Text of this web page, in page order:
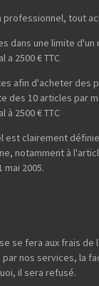
professionnel, tout
dans une limite d'un
a 2500 € TTC
afin d'acheter des
des 10 articles par
à 2500 € TTC
est clairement
notamment à
mai 2005.
se fera aux frais de
nos services, la
il sera refusé.